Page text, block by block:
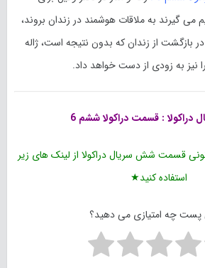
می گیرند به ملاقات هوشمند در زندان بروند،
بازگشت از زندان که بدون نتیجه است، ژاله
به زودی از دست خواهد داد.
دراکولا : قسمت دراکولا ششم 6
قسمت شش سریال دراکولا از لینک های زیر
استفاده کنید★
پست چه امتیازی می دهید؟